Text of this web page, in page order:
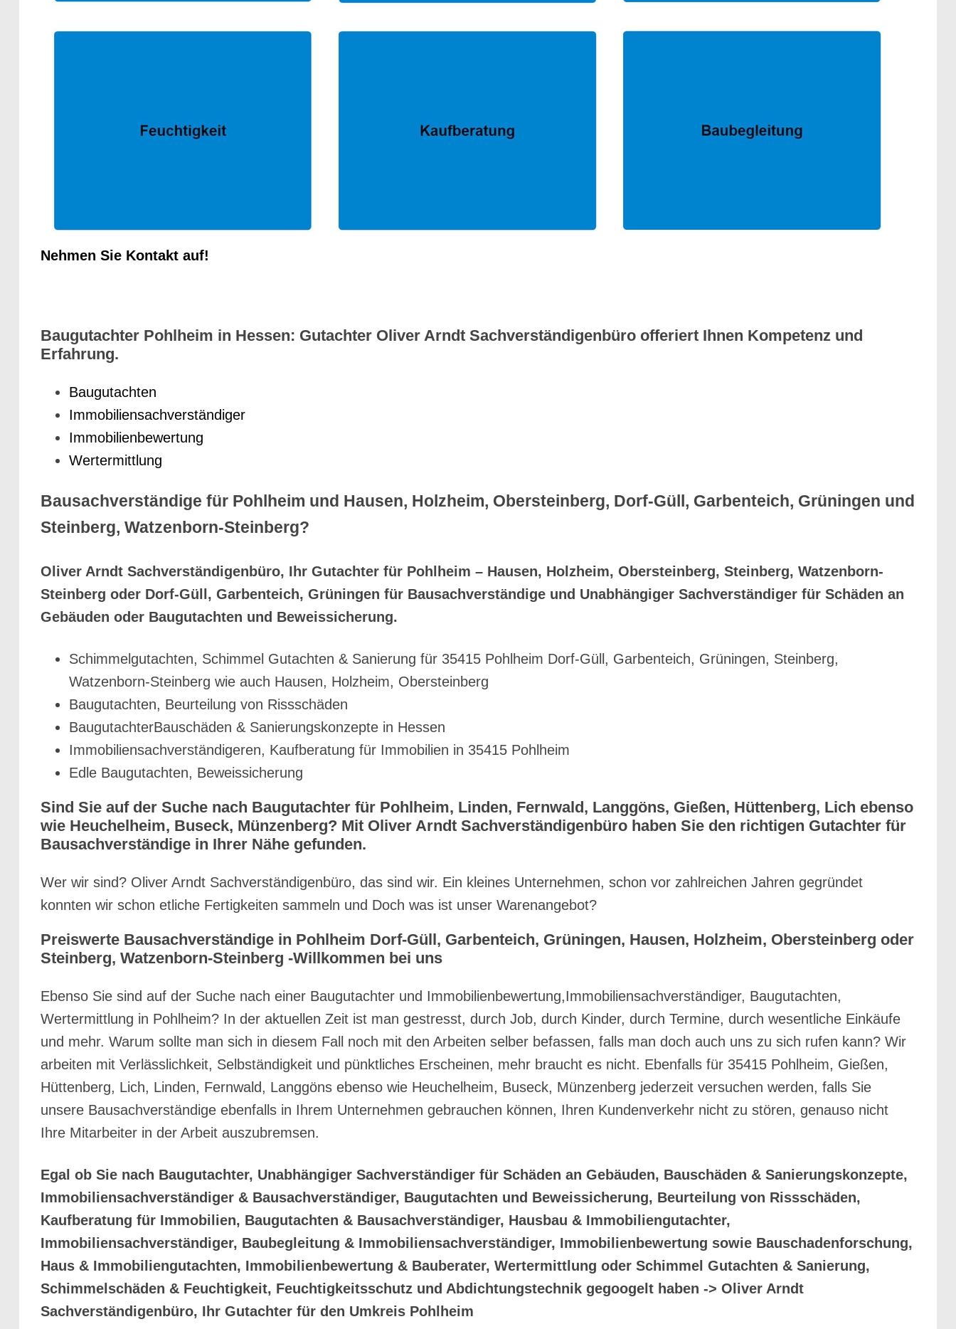
Nehmen Sie Kontakt auf!
Baugutachter Pohlheim in Hessen: Gutachter Oliver Arndt Sachverständigenbüro offeriert Ihnen Kompetenz und
Erfahrung.
Baugutachten
Immobiliensachverständiger
Immobilienbewertung
Wertermittlung
Bausachverständige für Pohlheim und Hausen, Holzheim, Obersteinberg, Dorf-Güll, Garbenteich, Grüningen und
Steinberg, Watzenborn-Steinberg?
Oliver Arndt Sachverständigenbüro, Ihr Gutachter für Pohlheim – Hausen, Holzheim, Obersteinberg, Steinberg, Watzenborn-
Steinberg oder Dorf-Güll, Garbenteich, Grüningen für Bausachverständige und Unabhängiger Sachverständiger für Schäden an
Gebäuden oder Baugutachten und Beweissicherung.
Schimmelgutachten, Schimmel Gutachten & Sanierung für 35415 Pohlheim Dorf-Güll, Garbenteich, Grüningen, Steinberg,
Watzenborn-Steinberg wie auch Hausen, Holzheim, Obersteinberg
Baugutachten, Beurteilung von Rissschäden
BaugutachterBauschäden & Sanierungskonzepte in Hessen
Immobiliensachverständigeren, Kaufberatung für Immobilien in 35415 Pohlheim
Edle Baugutachten, Beweissicherung
Sind Sie auf der Suche nach Baugutachter für Pohlheim, Linden, Fernwald, Langgöns, Gießen, Hüttenberg, Lich ebenso
wie Heuchelheim, Buseck, Münzenberg? Mit Oliver Arndt Sachverständigenbüro haben Sie den richtigen Gutachter für
Bausachverständige in Ihrer Nähe gefunden.
Wer wir sind? Oliver Arndt Sachverständigenbüro, das sind wir. Ein kleines Unternehmen, schon vor zahlreichen Jahren gegründet
konnten wir schon etliche Fertigkeiten sammeln und Doch was ist unser Warenangebot?
Preiswerte Bausachverständige in Pohlheim Dorf-Güll, Garbenteich, Grüningen, Hausen, Holzheim, Obersteinberg oder
Steinberg, Watzenborn-Steinberg -Willkommen bei uns
Ebenso Sie sind auf der Suche nach einer Baugutachter und Immobilienbewertung,Immobiliensachverständiger, Baugutachten,
Wertermittlung in Pohlheim? In der aktuellen Zeit ist man gestresst, durch Job, durch Kinder, durch Termine, durch wesentliche Einkäufe
und mehr. Warum sollte man sich in diesem Fall noch mit den Arbeiten selber befassen, falls man doch auch uns zu sich rufen kann? Wir
arbeiten mit Verlässlichkeit, Selbständigkeit und pünktliches Erscheinen, mehr braucht es nicht. Ebenfalls für 35415 Pohlheim, Gießen,
Hüttenberg, Lich, Linden, Fernwald, Langgöns ebenso wie Heuchelheim, Buseck, Münzenberg jederzeit versuchen werden, falls Sie
unsere Bausachverständige ebenfalls in Ihrem Unternehmen gebrauchen können, Ihren Kundenverkehr nicht zu stören, genauso nicht
Ihre Mitarbeiter in der Arbeit auszubremsen.
Egal ob Sie nach Baugutachter, Unabhängiger Sachverständiger für Schäden an Gebäuden, Bauschäden & Sanierungskonzepte,
Immobiliensachverständiger & Bausachverständiger, Baugutachten und Beweissicherung, Beurteilung von Rissschäden,
Kaufberatung für Immobilien, Baugutachten & Bausachverständiger, Hausbau & Immobiliengutachter,
Immobiliensachverständiger, Baubegleitung & Immobiliensachverständiger, Immobilienbewertung sowie Bauschadenforschung,
Haus & Immobiliengutachten, Immobilienbewertung & Bauberater, Wertermittlung oder Schimmel Gutachten & Sanierung,
Schimmelschäden & Feuchtigkeit, Feuchtigkeitsschutz und Abdichtungstechnik gegoogelt haben -> Oliver Arndt
Sachverständigenbüro, Ihr Gutachter für den Umkreis Pohlheim